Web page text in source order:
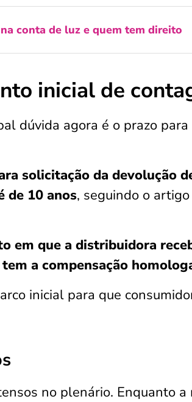
conta de luz e quem tem direito
inicial de
dúvida agora é o prazo para
solicitação da devolução
de 10 anos, seguindo o
em que a distribuidora
a compensação
inicial para que
no plenário. Enquanto a